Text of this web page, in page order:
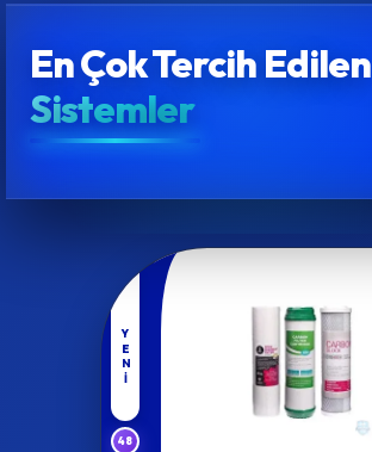
En Çok Tercih Edilen
Sistemler
YENI
48